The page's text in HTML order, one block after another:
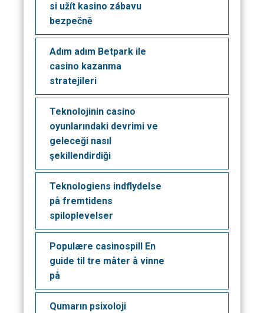
si užít kasino zábavu
bezpečně
Adım adım Betpark ile
casino kazanma
stratejileri
Teknolojinin casino
oyunlarındaki devrimi ve
geleceği nasıl
şekillendirdiği
Teknologiens indflydelse
på fremtidens
spiloplevelser
Populære casinospill En
guide til tre måter å vinne
på
Qumarın psixoloji